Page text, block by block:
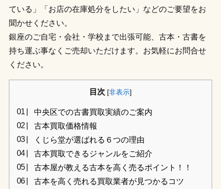
ている」「お店の在庫処分をしたい」などのご要望をお
聞かせください。
銀座のご自宅・会社・学校まで出張可能、古本・古書を
持ち運ぶ事なくご売却いただけます。お気軽にお問合せ
ください。
目次 [非表示]
中央区での古書買取実績のご案内
古本買取価格情報
くじら堂が選ばれる６つの理由
古本買取できるジャンルをご紹介
古本屋が教える古本を高く売るポイント！！
古本を高く売れる買取業者が見つかるコツ